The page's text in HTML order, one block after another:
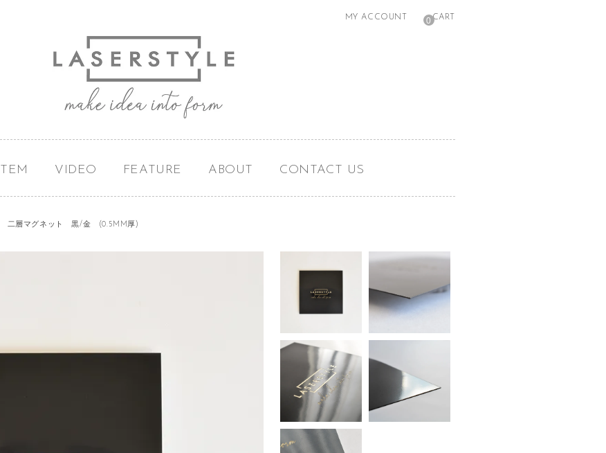
MY ACCOUNT 0 CART
ITEM VIDEO FEATURE ABOUT CONTACT US
二層マグネット 黒/金 (0.5MM厚)